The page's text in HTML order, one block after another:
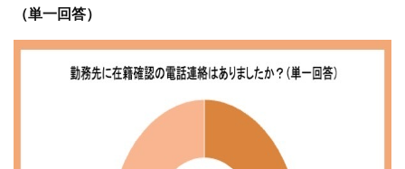
（単一回答）